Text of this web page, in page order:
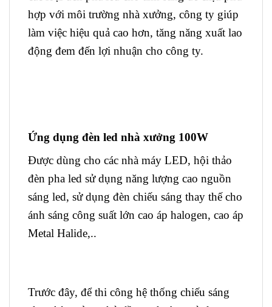
hợp với môi trường nhà xưởng, công ty giúp
làm việc hiệu quả cao hơn, tăng năng xuất lao
động đem đến lợi nhuận cho công ty.
Ứng dụng đèn led nhà xưởng 100W
Được dùng cho các nhà máy LED, hội thảo
đèn pha led sử dụng năng lượng cao nguồn
sáng led, sử dụng đèn chiếu sáng thay thế cho
ánh sáng công suất lớn cao áp halogen, cao áp
Metal Halide,..
Trước đây, để thi công hệ thống chiếu sáng